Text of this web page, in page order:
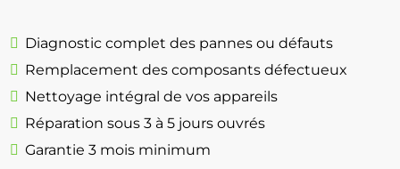
Diagnostic complet des pannes ou défauts
Remplacement des composants défectueux
Nettoyage intégral de vos appareils
Réparation sous 3 à 5 jours ouvrés
Garantie 3 mois minimum